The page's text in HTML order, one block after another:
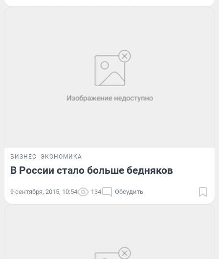
БИЗНЕС ЭКОНОМИКА
В России стало больше бедняков
9 сентября, 2015, 10:54 134 Обсудить